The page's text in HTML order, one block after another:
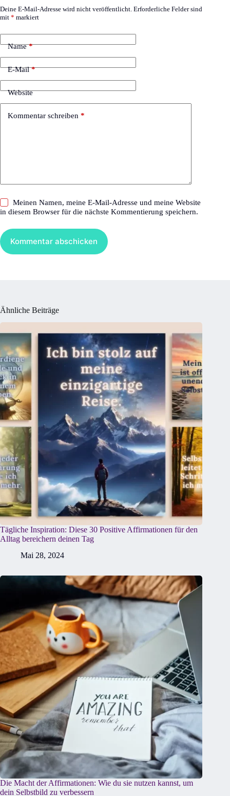
Deine E-Mail-Adresse wird nicht veröffentlicht. Erforderliche Felder sind
mit * markiert
Name*
E-Mail*
Website
Kommentar schreiben *
Meinen Namen, meine E-Mail-Adresse und meine Website
in diesem Browser für die nächste Kommentierung speichern.
Kommentar abschicken
Ähnliche Beiträge
Tägliche Inspiration: Diese 30 Positive Affirmationen für den
Alltag bereichern deinen Tag
Mai 28, 2024
Die Macht der Affirmationen: Wie du sie nutzen kannst, um
dein Selbstbild zu verbessern